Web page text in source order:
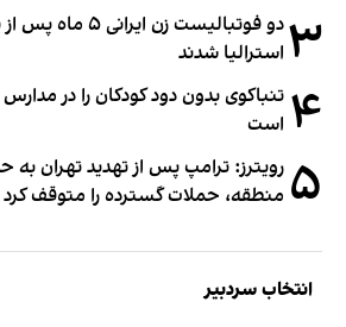
۳
دو فوتبالیست زن
استرالیا شدند
۴ تنباکوی بدون دود کودکان را در مدارس
است
۵ رویترز: ترامپ پس از تهدید تهران
منطقه، حملات گسترده را متوقف کرد
انتخاب سردبیر